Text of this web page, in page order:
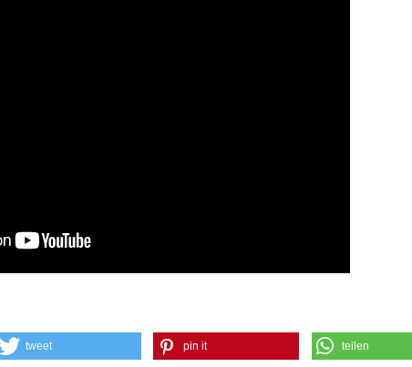
tweet pin it teilen